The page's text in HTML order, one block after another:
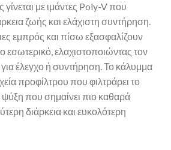
με ιμάντες Poly-V που
ζωής και ελάχιστη συντήρηση.
εμπρός και πίσω εξασφαλίζουν
ελαχιστοποιώντας τον
για έλεγχο ή συντήρηση. Το κάλυμμα
προφίλτρου που φιλτράρει το
ψύξη που σημαίνει πιο καθαρά
διάρκεια και ευκολότερη